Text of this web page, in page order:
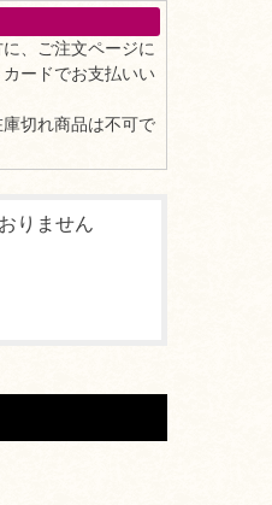
、ご注文ページに
ードでお支払いい
切れ商品は不可で
りません